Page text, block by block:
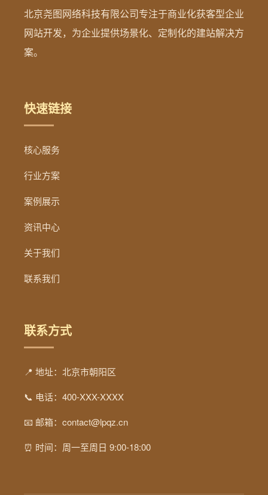
北京尧图网络科技有限公司专注于商业化获客型企业
网站开发，为企业提供场景化、定制化的建站解决方
案。
快速链接
核心服务
行业方案
案例展示
资讯中心
关于我们
联系我们
联系方式
📍 地址：北京市朝阳区
📞 电话：400-XXX-XXXX
📧 邮箱：contact@lpqz.cn
⏰ 时间：周一至周日 9:00-18:00